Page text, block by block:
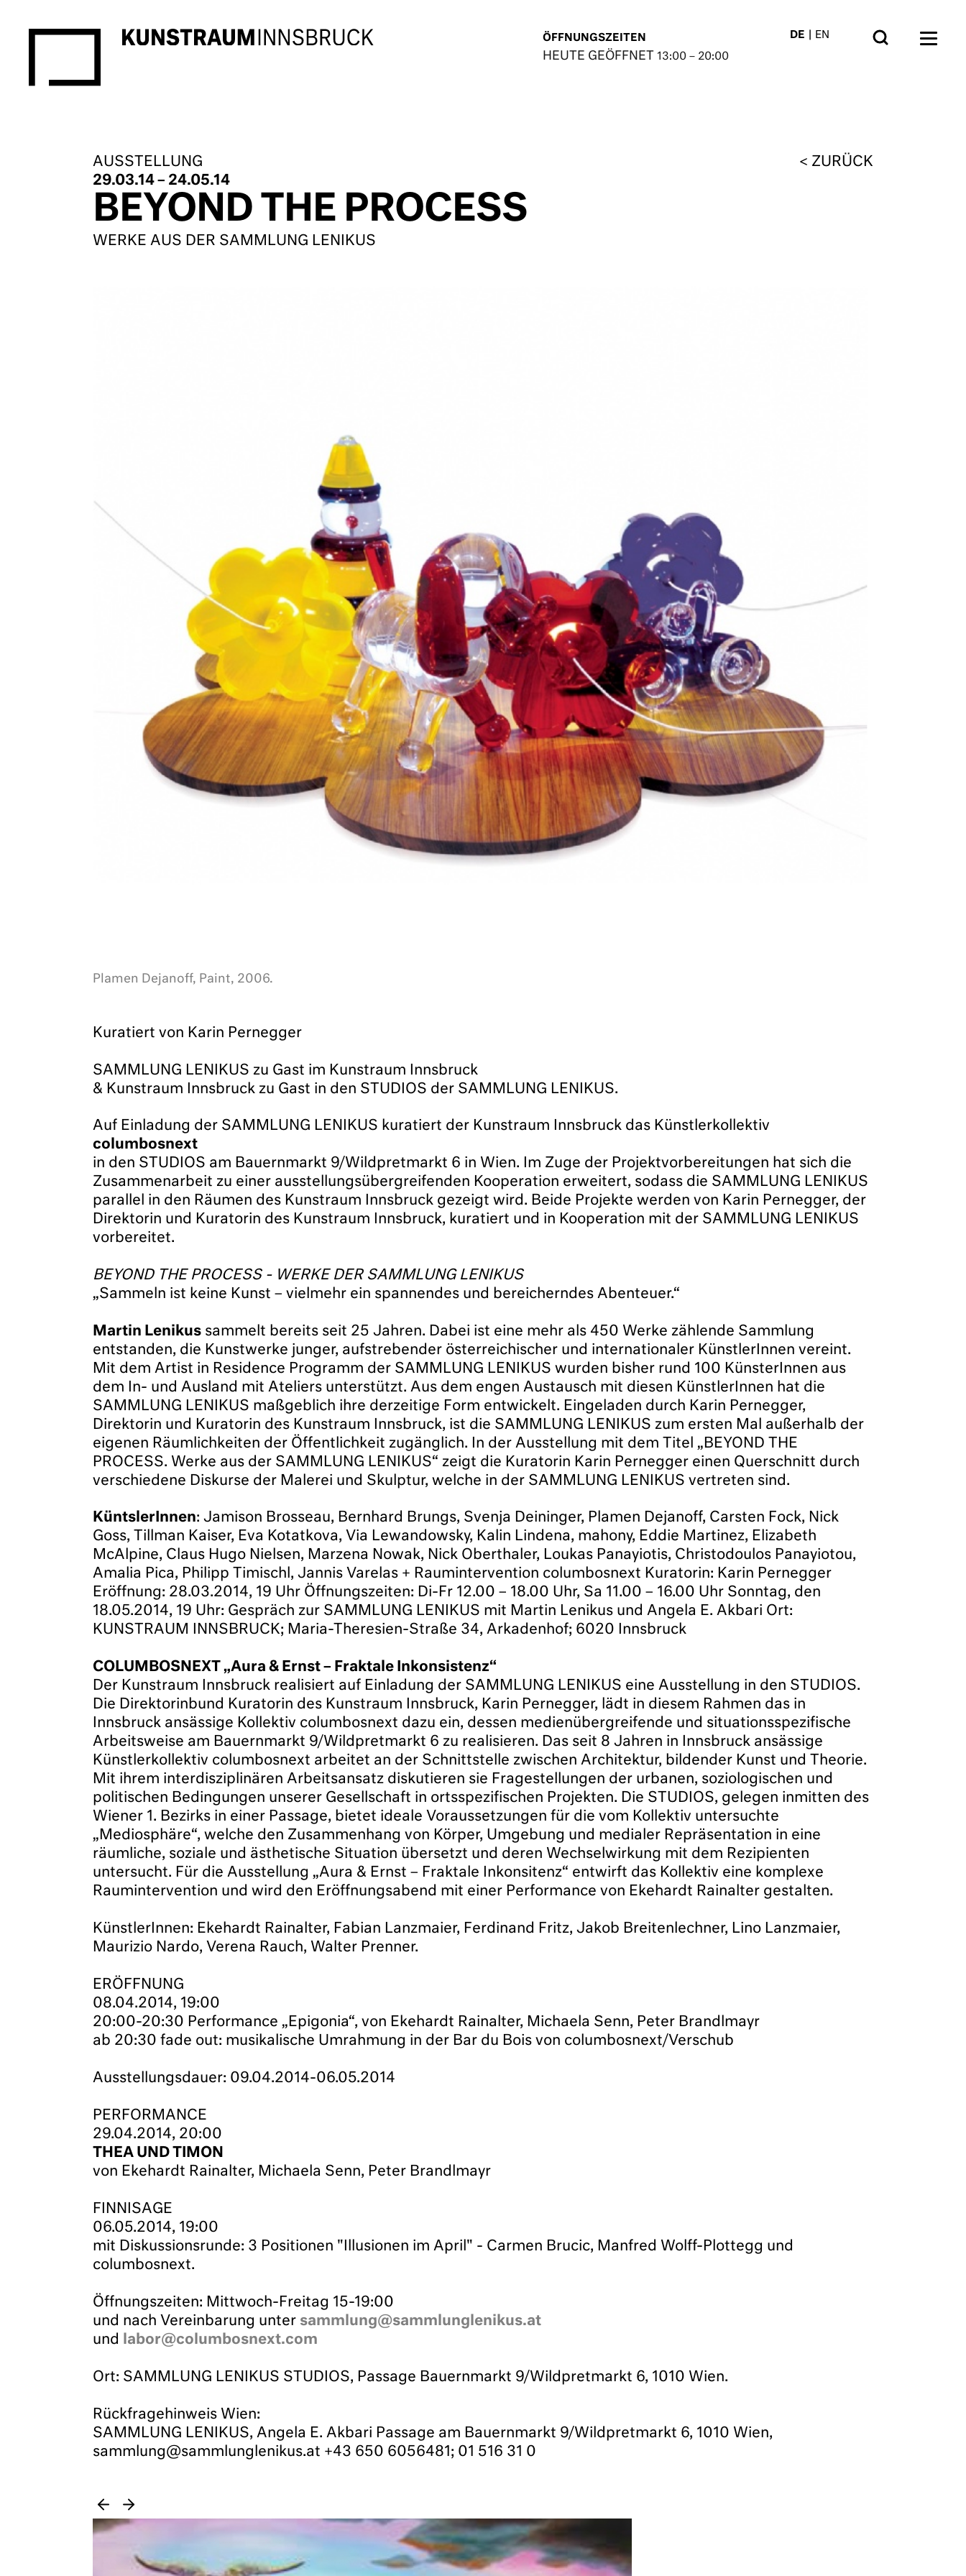
ÖFFNUNGSZEITEN
HEUTE GEÖFFNET 13:00 – 20:00
DE EN
ZURÜCK
AUSSTELLUNG
29.03.14 – 24.05.14
BEYOND THE PROCESS
WERKE AUS DER SAMMLUNG LENIKUS
Plamen Dejanoff, Paint, 2006.
Kuratiert von Karin Pernegger
SAMMLUNG LENIKUS zu Gast im Kunstraum Innsbruck
& Kunstraum Innsbruck zu Gast in den STUDIOS der SAMMLUNG LENIKUS.
Auf Einladung der SAMMLUNG LENIKUS kuratiert der Kunstraum Innsbruck das Künstlerkollektiv
columbosnext
in den STUDIOS am Bauernmarkt 9/Wildpretmarkt 6 in Wien. Im Zuge der Projektvorbereitungen hat sich die
Zusammenarbeit zu einer ausstellungsübergreifenden Kooperation erweitert, sodass die SAMMLUNG LENIKUS
parallel in den Räumen des Kunstraum Innsbruck gezeigt wird. Beide Projekte werden von Karin Pernegger, der
Direktorin und Kuratorin des Kunstraum Innsbruck, kuratiert und in Kooperation mit der SAMMLUNG LENIKUS
vorbereitet.
BEYOND THE PROCESS - WERKE DER SAMMLUNG LENIKUS
„Sammeln ist keine Kunst – vielmehr ein spannendes und bereicherndes Abenteuer.“
Martin Lenikus sammelt bereits seit 25 Jahren. Dabei ist eine mehr als 450 Werke zählende Sammlung
entstanden, die Kunstwerke junger, aufstrebender österreichischer und internationaler KünstlerInnen vereint.
Mit dem Artist in Residence Programm der SAMMLUNG LENIKUS wurden bisher rund 100 KünsterInnen aus
dem In- und Ausland mit Ateliers unterstützt. Aus dem engen Austausch mit diesen KünstlerInnen hat die
SAMMLUNG LENIKUS maßgeblich ihre derzeitige Form entwickelt. Eingeladen durch Karin Pernegger,
Direktorin und Kuratorin des Kunstraum Innsbruck, ist die SAMMLUNG LENIKUS zum ersten Mal außerhalb der
eigenen Räumlichkeiten der Öffentlichkeit zugänglich. In der Ausstellung mit dem Titel „BEYOND THE
PROCESS. Werke aus der SAMMLUNG LENIKUS“ zeigt die Kuratorin Karin Pernegger einen Querschnitt durch
verschiedene Diskurse der Malerei und Skulptur, welche in der SAMMLUNG LENIKUS vertreten sind.
KüntslerInnen: Jamison Brosseau, Bernhard Brungs, Svenja Deininger, Plamen Dejanoff, Carsten Fock, Nick
Goss, Tillman Kaiser, Eva Kotatkova, Via Lewandowsky, Kalin Lindena, mahony, Eddie Martinez, Elizabeth
McAlpine, Claus Hugo Nielsen, Marzena Nowak, Nick Oberthaler, Loukas Panayiotis, Christodoulos Panayiotou,
Amalia Pica, Philipp Timischl, Jannis Varelas + Raumintervention columbosnext Kuratorin: Karin Pernegger
Eröffnung: 28.03.2014, 19 Uhr Öffnungszeiten: Di-Fr 12.00 – 18.00 Uhr, Sa 11.00 – 16.00 Uhr Sonntag, den
18.05.2014, 19 Uhr: Gespräch zur SAMMLUNG LENIKUS mit Martin Lenikus und Angela E. Akbari Ort:
KUNSTRAUM INNSBRUCK; Maria-Theresien-Straße 34, Arkadenhof; 6020 Innsbruck
COLUMBOSNEXT „Aura & Ernst – Fraktale Inkonsistenz“
Der Kunstraum Innsbruck realisiert auf Einladung der SAMMLUNG LENIKUS eine Ausstellung in den STUDIOS.
Die Direktorinbund Kuratorin des Kunstraum Innsbruck, Karin Pernegger, lädt in diesem Rahmen das in
Innsbruck ansässige Kollektiv columbosnext dazu ein, dessen medienübergreifende und situationsspezifische
Arbeitsweise am Bauernmarkt 9/Wildpretmarkt 6 zu realisieren. Das seit 8 Jahren in Innsbruck ansässige
Künstlerkollektiv columbosnext arbeitet an der Schnittstelle zwischen Architektur, bildender Kunst und Theorie.
Mit ihrem interdisziplinären Arbeitsansatz diskutieren sie Fragestellungen der urbanen, soziologischen und
politischen Bedingungen unserer Gesellschaft in ortsspezifischen Projekten. Die STUDIOS, gelegen inmitten des
Wiener 1. Bezirks in einer Passage, bietet ideale Voraussetzungen für die vom Kollektiv untersuchte
„Mediosphäre“, welche den Zusammenhang von Körper, Umgebung und medialer Repräsentation in eine
räumliche, soziale und ästhetische Situation übersetzt und deren Wechselwirkung mit dem Rezipienten
untersucht. Für die Ausstellung „Aura & Ernst – Fraktale Inkonsitenz“ entwirft das Kollektiv eine komplexe
Raumintervention und wird den Eröffnungsabend mit einer Performance von Ekehardt Rainalter gestalten.
KünstlerInnen: Ekehardt Rainalter, Fabian Lanzmaier, Ferdinand Fritz, Jakob Breitenlechner, Lino Lanzmaier,
Maurizio Nardo, Verena Rauch, Walter Prenner.
ERÖFFNUNG
08.04.2014, 19:00
20:00-20:30 Performance „Epigonia“, von Ekehardt Rainalter, Michaela Senn, Peter Brandlmayr
ab 20:30 fade out: musikalische Umrahmung in der Bar du Bois von columbosnext/Verschub
Ausstellungsdauer: 09.04.2014-06.05.2014
PERFORMANCE
29.04.2014, 20:00
THEA UND TIMON
von Ekehardt Rainalter, Michaela Senn, Peter Brandlmayr
FINNISAGE
06.05.2014, 19:00
mit Diskussionsrunde: 3 Positionen "Illusionen im April" - Carmen Brucic, Manfred Wolff-Plottegg und
columbosnext.
Öffnungszeiten: Mittwoch-Freitag 15-19:00
und nach Vereinbarung unter sammlung@sammlunglenikus.at
und
labor@columbosnext.com
Ort: SAMMLUNG LENIKUS STUDIOS, Passage Bauernmarkt 9/Wildpretmarkt 6, 1010 Wien.
Rückfragehinweis Wien:
SAMMLUNG LENIKUS, Angela E. Akbari Passage am Bauernmarkt 9/Wildpretmarkt 6, 1010 Wien,
sammlung@sammlunglenikus.at +43 650 6056481; 01 516 31 0